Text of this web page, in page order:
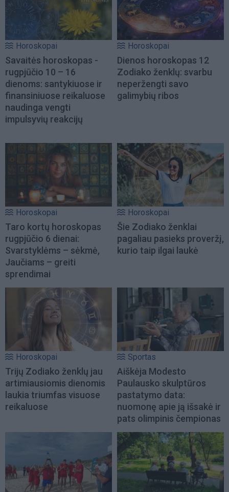
Horoskopai
Savaitės horoskopas -
rugpjūčio 10 – 16
dienoms: santykiuose ir
finansiniuose reikaluose
naudinga vengti
impulsyvių reakcijų
Horoskopai
Dienos horoskopas 12
Zodiako ženklų: svarbu
neperžengti savo
galimybių ribos
Horoskopai
Taro kortų horoskopas
rugpjūčio 6 dienai:
Svarstyklėms – sėkmė,
Jaučiams – greiti
sprendimai
Horoskopai
Šie Zodiako ženklai
pagaliau pasieks proveržį,
kurio taip ilgai laukė
Horoskopai
Trijų Zodiako ženklų jau
artimiausiomis dienomis
laukia triumfas visuose
reikaluose
Sportas
Aiškėja Modesto
Paulausko skulptūros
pastatymo data:
nuomonę apie ją išsakė ir
pats olimpinis čempionas